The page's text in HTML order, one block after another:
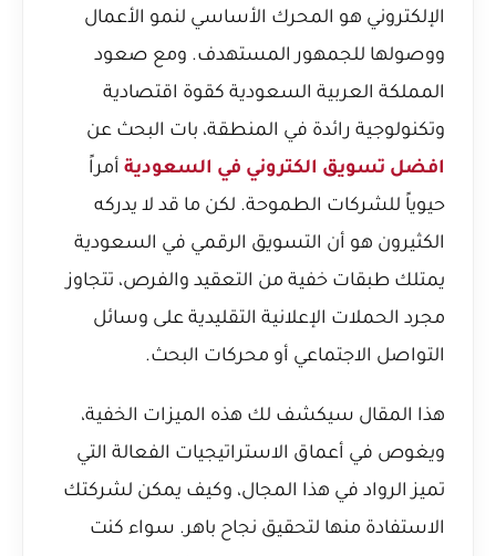
الإلكتروني هو المحرك الأساسي لنمو الأعمال
ووصولها للجمهور المستهدف. ومع صعود
المملكة العربية السعودية كقوة اقتصادية
وتكنولوجية رائدة في المنطقة، بات البحث عن
افضل تسويق الكتروني في السعودية أمراً
حيوياً للشركات الطموحة. لكن ما قد لا يدركه
الكثيرون هو أن التسويق الرقمي في السعودية
يمتلك طبقات خفية من التعقيد والفرص، تتجاوز
مجرد الحملات الإعلانية التقليدية على وسائل
التواصل الاجتماعي أو محركات البحث.
هذا المقال سيكشف لك هذه الميزات الخفية،
ويغوص في أعماق الاستراتيجيات الفعالة التي
تميز الرواد في هذا المجال، وكيف يمكن لشركتك
الاستفادة منها لتحقيق نجاح باهر. سواء كنت